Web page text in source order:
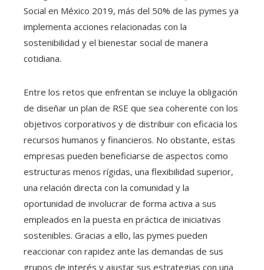
Social en México 2019, más del 50% de las pymes ya
implementa acciones relacionadas con la
sostenibilidad y el bienestar social de manera
cotidiana.
Entre los retos que enfrentan se incluye la obligación
de diseñar un plan de RSE que sea coherente con los
objetivos corporativos y de distribuir con eficacia los
recursos humanos y financieros. No obstante, estas
empresas pueden beneficiarse de aspectos como
estructuras menos rígidas, una flexibilidad superior,
una relación directa con la comunidad y la
oportunidad de involucrar de forma activa a sus
empleados en la puesta en práctica de iniciativas
sostenibles. Gracias a ello, las pymes pueden
reaccionar con rapidez ante las demandas de sus
grupos de interés y ajustar sus estrategias con una